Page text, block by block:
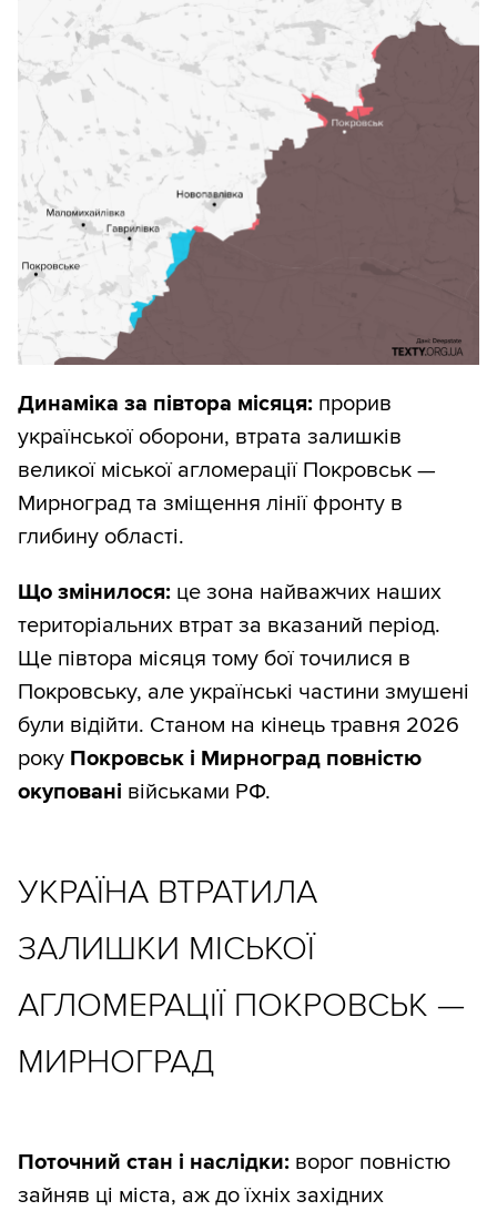
Динаміка за півтора місяця: прорив
української оборони, втрата залишків
великої міської агломерації Покровськ —
Мирноград та зміщення лінії фронту в
глибину області.
Що змінилося: це зона найважчих наших
територіальних втрат за вказаний період.
Ще півтора місяця тому бої точилися в
Покровську, але українські частини змушені
були відійти. Станом на кінець травня 2026
року Покровськ і Мирноград повністю
окуповані військами РФ.
УКРАЇНА ВТРАТИЛА
ЗАЛИШКИ МІСЬКОЇ
АГЛОМЕРАЦІЇ ПОКРОВСЬК —
МИРНОГРАД
Поточний стан і наслідки: ворог повністю
зайняв ці міста, аж до їхніх західних